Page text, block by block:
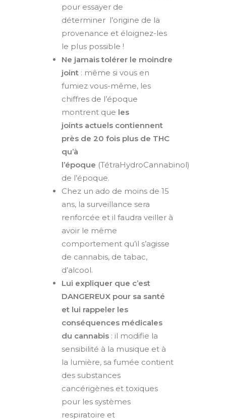
pour essayer de
déterminer l’origine de la
provenance et éloignez-les
le plus possible !
Ne jamais tolérer le moindre
joint : même si vous en
fumiez vous-même, les
chiffres de l’époque
montrent que les
joints actuels contiennent
près de 20 fois plus de THC
qu’à
l’époque (TétraHydroCannabinol)
de l’époque.
Chez un ado de moins de 15
ans, la surveillance sera
renforcée et il faudra veiller à
avoir le même
comportement qu’il s’agisse
de cannabis, de tabac,
d’alcool.
Lui expliquer que c’est
DANGEREUX pour sa santé
et lui rappeler les
conséquences médicales
du cannabis: il modifie la
sensibilité à la musique et à
la lumière, sa fumée contient
des substances
cancérigènes et toxiques
pour les systèmes
respiratoire et